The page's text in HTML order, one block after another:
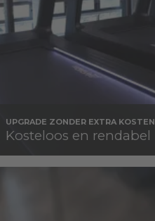
UPGRADE ZONDER EXTRA KOSTEN
Kosteloos en rendabel